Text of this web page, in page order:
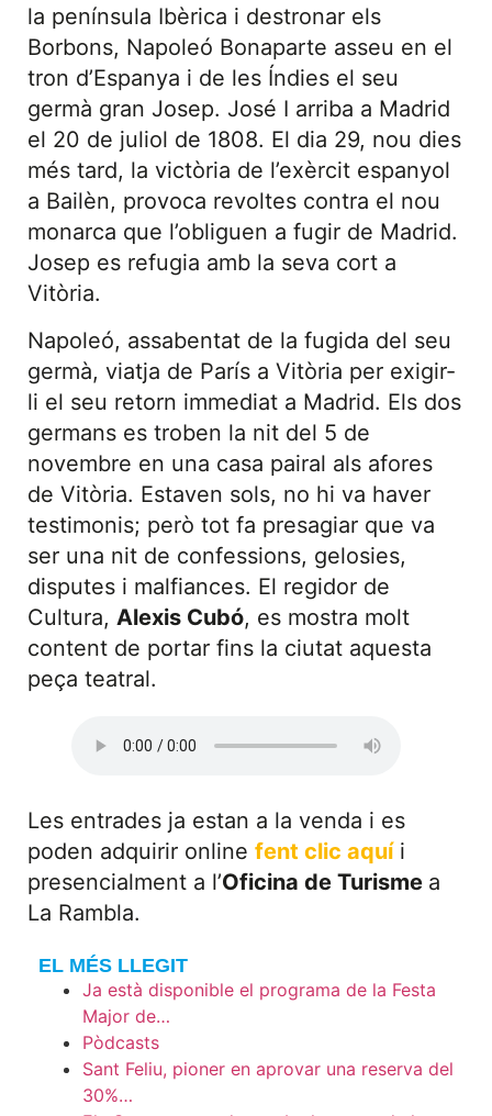
la península Ibèrica i destronar els
Borbons, Napoleó Bonaparte asseu en el
tron d’Espanya i de les Índies el seu
germà gran Josep. José I arriba a Madrid
el 20 de juliol de 1808. El dia 29, nou dies
més tard, la victòria de l’exèrcit espanyol
a Bailèn, provoca revoltes contra el nou
monarca que l’obliguen a fugir de Madrid.
Josep es refugia amb la seva cort a
Vitòria.
Napoleó, assabentat de la fugida del seu
germà, viatja de París a Vitòria per exigir-
li el seu retorn immediat a Madrid. Els dos
germans es troben la nit del 5 de
novembre en una casa pairal als afores
de Vitòria. Estaven sols, no hi va haver
testimonis; però tot fa presagiar que va
ser una nit de confessions, gelosies,
disputes i malfiances. El regidor de
Cultura, Alexis Cubó, es mostra molt
content de portar fins la ciutat aquesta
peça teatral.
Les entrades ja estan a la venda i es
poden adquirir online fent clic aquíi
presencialment a l’Oficina de Turisme a
La Rambla.
EL MÉS LLEGIT
Ja està disponible el programa de la Festa
Major de…
Pòdcasts
Sant Feliu, pioner en aprovar una reserva del
30%…